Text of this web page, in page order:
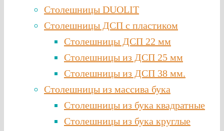
Столешницы DUOLIT
Столешницы ДСП с пластиком
Столешницы ДСП 22 мм
Столешницы из ДСП 25 мм
Столешницы из ДСП 38 мм.
Столешницы из массива бука
Столешницы из бука квадратные
Столешницы из бука круглые